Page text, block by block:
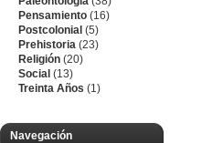
Pensamiento (16)
Postcolonial (5)
Prehistoria (23)
Religión (20)
Social (13)
Treinta Años (1)
Navegación